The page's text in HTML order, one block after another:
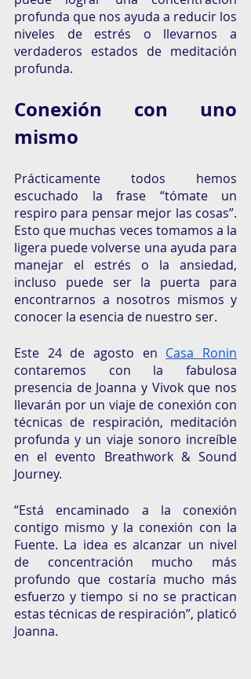
profunda que nos ayuda a reducir los
niveles de estrés o llevarnos a
verdaderos estados de meditación
profunda.
Conexión con uno
mismo
Prácticamente todos hemos
escuchado la frase “tómate un
respiro para pensar mejor las cosas”.
Esto que muchas veces tomamos a la
ligera puede volverse una ayuda para
manejar el estrés o la ansiedad,
incluso puede ser la puerta para
encontrarnos a nosotros mismos y
conocer la esencia de nuestro ser.
Este 24 de agosto en Casa Ronin
contaremos con la fabulosa
presencia de Joanna y Vivok que nos
llevarán por un viaje de conexión con
técnicas de respiración, meditación
profunda y un viaje sonoro increíble
en el evento Breathwork & Sound
Journey.
“Está encaminado a la conexión
contigo mismo y la conexión con la
Fuente. La idea es alcanzar un nivel
de concentración mucho más
profundo que costaría mucho más
esfuerzo y tiempo si no se practican
estas técnicas de respiración”, platicó
Joanna.